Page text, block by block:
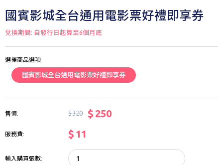
國賓影城全台通用電影票好禮即享券
兌換期間: 自發行日起算至6個月底
選擇商品選項
國賓影城全台通用電影票好禮即享券
售價: $ 320 $ 250
服務費: $ 11
輸入購買張數: